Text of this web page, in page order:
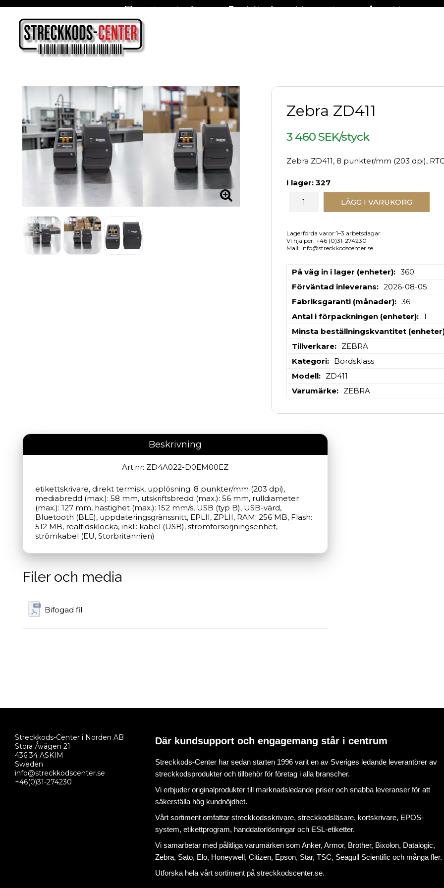
Oslagbara priser året om Fraktfritt på stora delar av sortimentet +46 (0)31-27 42 30
Zebra ZD411
3 460 SEK/styck
Zebra ZD411, 8 punkter/mm (203 dpi),
I lager: 327
LÄGG I VARUKORG
Lagerförda varor:1–3 arbetsdagar
Vi hjälper: +46 (0)31-274230
Mail: info@streckkodscenter.se
På väg in i lager (enheter)
360
Förväntad inleverans
2026-08-05
Fabriksgaranti (månader)
36
Antal i förpackningen (enheter)
1
Minsta beställningskvantitet
Tillverkare
ZEBRA
Kategori
Bordsklass
Modell
ZD411
Varumärke
ZEBRA
Beskrivning
Art.nr: ZD4A022-D0EM00EZ
etikettskrivare, direkt termisk, upplösning: 8 punkter/mm (203 dpi),
mediabredd (max.): 58 mm, utskriftsbredd (max.): 56 mm, rulldiameter
(max.): 127 mm, hastighet (max.): 152 mm/s, USB (typ B), USB-värd,
Bluetooth (BLE), uppdateringsgränssnitt, EPLII, ZPLII, RAM: 256 MB, Flash:
512 MB, realtidsklocka, inkl.: kabel (USB), strömförsörjningsenhet,
strömkabel (EU, Storbritannien)
Filer och media
Bifogad fil
Streckkods-Center i Norden AB
Stora Åvägen 21
436 34 ASKIM
Sweden
info@streckkodscenter.se
+46(0)31-274230
Där kundsupport och engagemang står i centrum
Streckkods-Center har sedan starten 1996 varit en av Sveriges ledande leverantörer av
streckkodsprodukter och tillbehör för företag i alla branscher.
Vi erbjuder originalprodukter till marknadsledande priser och snabba leveranser för att
säkerställa hög kundnöjdhet.
Vårt sortiment omfattar streckkodsskrivare, streckkodsläsare, kortskrivare, EPOS-
system, etikettprogram, handdatorlösningar och ESL-etiketter.
Vi samarbetar med pålitliga varumärken som Anker, Armor, Brother, Bixolon, Datalogic,
Zebra, Sato, Elo, Honeywell, Citizen, Epson, Star, TSC, Seagull Scientific och många fler.
Utforska hela vårt sortiment påstreckkodscenter.se.